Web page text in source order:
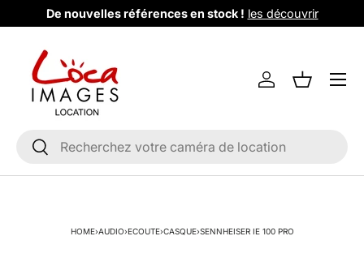
Aller au contenu
De nouvelles références en stock ! les découvrir
Recherche
Rechercher
Se connecter
Liste de
Menu
HOME›AUDIO›ECOUTE›CASQUE›SENNHEISER IE 100 PRO